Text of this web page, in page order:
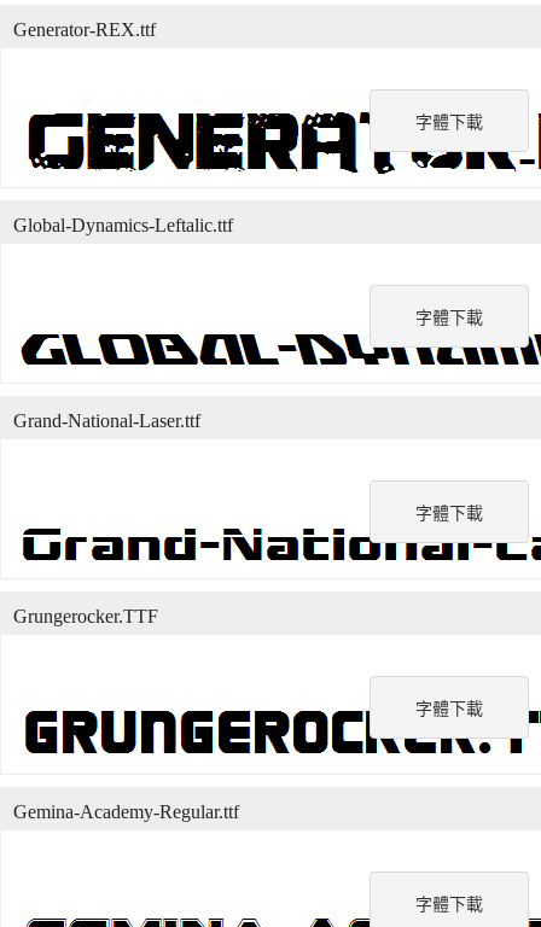
字體下載
Generator-REX.ttf
字體下載
Global-Dynamics-Leftalic.ttf
字體下載
Grand-National-Laser.ttf
字體下載
Grungerocker.TTF
字體下載
Gemina-Academy-Regular.ttf